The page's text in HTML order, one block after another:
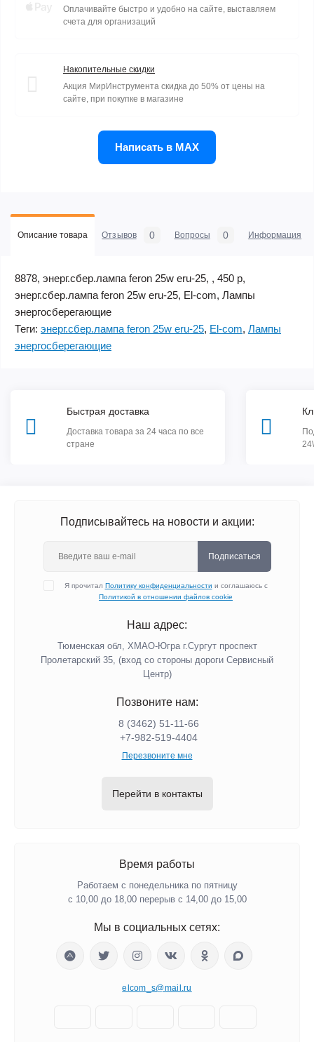
Оплачивайте быстро и удобно на сайте, выставляем
счета для организаций
Накопительные скидки
Акция МирИнструмента скидка до 50% от цены на
сайте, при покупке в магазине
Написать в MAX
Описание товара Отзывов 0 Вопросы 0 Информация
8878, энерг.сбер.лампа feron 25w eru-25, , 450 р,
энерг.сбер.лампа feron 25w eru-25, El-com, Лампы
энергосберегающие
Теги: энерг.сбер.лампа feron 25w eru-25, El-com, Лампы
энергосберегающие
Быстрая доставка
Доставка товара за 24 часа по все
стране
Подписывайтесь на новости и акции:
Подписаться
Я прочитал Политику конфиденциальности и соглашаюсь с
Политикой в отношении файлов cookie
Наш адрес:
Тюменская обл, ХМАО-Югра г.Сургут проспект
Пролетарский 35, (вход со стороны дороги Сервисный
Центр)
Позвоните нам:
8 (3462) 51-11-66
+7-982-519-4404
Перезвоните мне
Перейти в контакты
Время работы
Работаем с понедельника по пятницу
с 10,00 до 18,00 перерыв с 14,00 до 15,00
Мы в социальных сетях:
elcom_s@mail.ru